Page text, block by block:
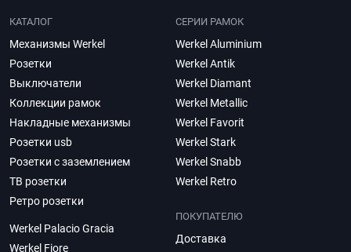
КАТАЛОГ
Механизмы Werkel
Розетки
Выключатели
Коллекции рамок
Накладные механизмы
Розетки usb
Розетки с заземлением
ТВ розетки
Ретро розетки
СЕРИИ РАМОК
Werkel Aluminium
Werkel Antik
Werkel Diamant
Werkel Metallic
Werkel Favorit
Werkel Stark
Werkel Snabb
Werkel Retro
Werkel Palacio Gracia
Werkel Fiore
ПОКУПАТЕЛЮ
Доставка